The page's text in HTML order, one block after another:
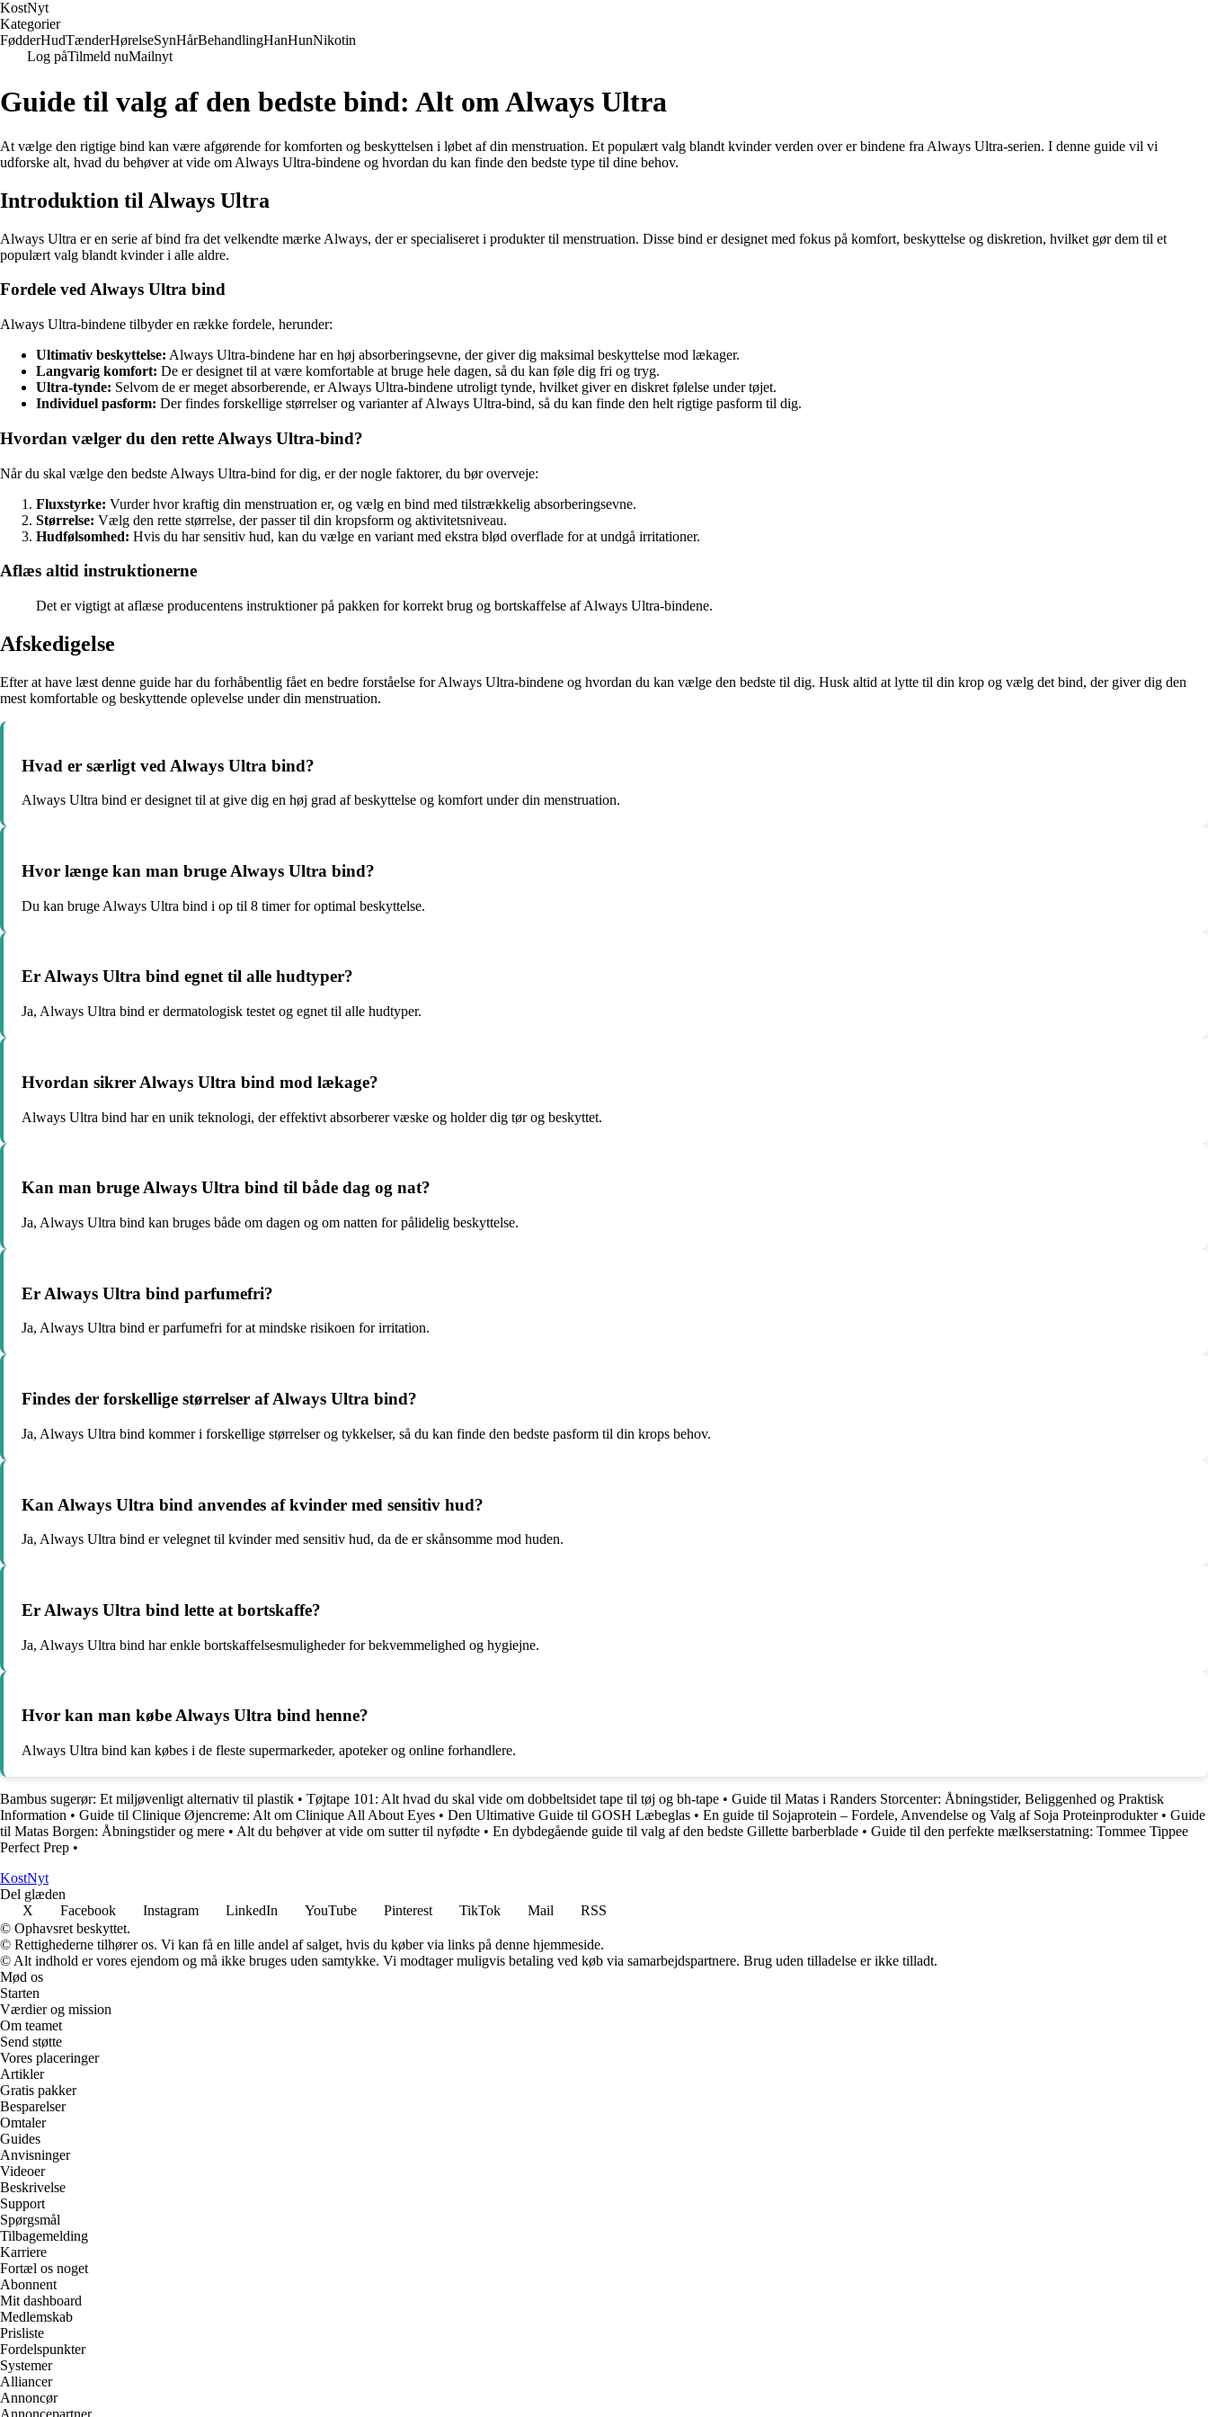
KostNyt
Kategorier
FødderHudTænderHørelseSynHårBehandlingHanHunNikotin
Log påTilmeld nuMailnyt
Guide til valg af den bedste bind: Alt om Always Ultra
At vælge den rigtige bind kan være afgørende for komforten og beskyttelsen i løbet af din menstruation. Et populært valg blandt kvinder verden over er bindene fra Always Ultra-serien. I denne guide vil vi
udforske alt, hvad du behøver at vide om Always Ultra-bindene og hvordan du kan finde den bedste type til dine behov.
Introduktion til Always Ultra
Always Ultra er en serie af bind fra det velkendte mærke Always, der er specialiseret i produkter til menstruation. Disse bind er designet med fokus på komfort, beskyttelse og diskretion, hvilket gør dem til et
populært valg blandt kvinder i alle aldre.
Fordele ved Always Ultra bind
Always Ultra-bindene tilbyder en række fordele, herunder:
Ultimativ beskyttelse: Always Ultra-bindene har en høj absorberingsevne, der giver dig maksimal beskyttelse mod lækager.
Langvarig komfort: De er designet til at være komfortable at bruge hele dagen, så du kan føle dig fri og tryg.
Ultra-tynde: Selvom de er meget absorberende, er Always Ultra-bindene utroligt tynde, hvilket giver en diskret følelse under tøjet.
Individuel pasform: Der findes forskellige størrelser og varianter af Always Ultra-bind, så du kan finde den helt rigtige pasform til dig.
Hvordan vælger du den rette Always Ultra-bind?
Når du skal vælge den bedste Always Ultra-bind for dig, er der nogle faktorer, du bør overveje:
Fluxstyrke: Vurder hvor kraftig din menstruation er, og vælg en bind med tilstrækkelig absorberingsevne.
Størrelse: Vælg den rette størrelse, der passer til din kropsform og aktivitetsniveau.
Hudfølsomhed: Hvis du har sensitiv hud, kan du vælge en variant med ekstra blød overflade for at undgå irritationer.
Aflæs altid instruktionerne
Det er vigtigt at aflæse producentens instruktioner på pakken for korrekt brug og bortskaffelse af Always Ultra-bindene.
Afskedigelse
Efter at have læst denne guide har du forhåbentlig fået en bedre forståelse for Always Ultra-bindene og hvordan du kan vælge den bedste til dig. Husk altid at lytte til din krop og vælg det bind, der giver dig den
mest komfortable og beskyttende oplevelse under din menstruation.
Hvad er særligt ved Always Ultra bind?
Always Ultra bind er designet til at give dig en høj grad af beskyttelse og komfort under din menstruation.
Hvor længe kan man bruge Always Ultra bind?
Du kan bruge Always Ultra bind i op til 8 timer for optimal beskyttelse.
Er Always Ultra bind egnet til alle hudtyper?
Ja, Always Ultra bind er dermatologisk testet og egnet til alle hudtyper.
Hvordan sikrer Always Ultra bind mod lækage?
Always Ultra bind har en unik teknologi, der effektivt absorberer væske og holder dig tør og beskyttet.
Kan man bruge Always Ultra bind til både dag og nat?
Ja, Always Ultra bind kan bruges både om dagen og om natten for pålidelig beskyttelse.
Er Always Ultra bind parfumefri?
Ja, Always Ultra bind er parfumefri for at mindske risikoen for irritation.
Findes der forskellige størrelser af Always Ultra bind?
Ja, Always Ultra bind kommer i forskellige størrelser og tykkelser, så du kan finde den bedste pasform til din krops behov.
Kan Always Ultra bind anvendes af kvinder med sensitiv hud?
Ja, Always Ultra bind er velegnet til kvinder med sensitiv hud, da de er skånsomme mod huden.
Er Always Ultra bind lette at bortskaffe?
Ja, Always Ultra bind har enkle bortskaffelsesmuligheder for bekvemmelighed og hygiejne.
Hvor kan man købe Always Ultra bind henne?
Always Ultra bind kan købes i de fleste supermarkeder, apoteker og online forhandlere.
Bambus sugerør: Et miljøvenligt alternativ til plastik • Tøjtape 101: Alt hvad du skal vide om dobbeltsidet tape til tøj og bh-tape • Guide til Matas i Randers Storcenter: Åbningstider, Beliggenhed og Praktisk
Information • Guide til Clinique Øjencreme: Alt om Clinique All About Eyes • Den Ultimative Guide til GOSH Læbeglas • En guide til Sojaprotein – Fordele, Anvendelse og Valg af Soja Proteinprodukter• Guide
til Matas Borgen: Åbningstider og mere • Alt du behøver at vide om sutter til nyfødte • En dybdegående guide til valg af den bedste Gillette barberblade • Guide til den perfekte mælkserstatning: Tommee Tippee
Perfect Prep •
KostNyt
Del glæden
X
Facebook Instagram LinkedIn YouTube Pinterest TikTok Mail
RSS
© Ophavsret beskyttet.
© Rettighederne tilhører os. Vi kan få en lille andel af salget, hvis du køber via links på denne hjemmeside.
© Alt indhold er vores ejendom og må ikke bruges uden samtykke. Vi modtager muligvis betaling ved køb via samarbejdspartnere. Brug uden tilladelse er ikke tilladt.
Mød os
Starten
Værdier og mission
Om teamet
Send støtte
Vores placeringer
Artikler
Gratis pakker
Besparelser
Omtaler
Guides
Anvisninger
Videoer
Beskrivelse
Support
Spørgsmål
Tilbagemelding
Karriere
Fortæl os noget
Abonnent
Mit dashboard
Medlemskab
Prisliste
Fordelspunkter
Systemer
Alliancer
Annoncør